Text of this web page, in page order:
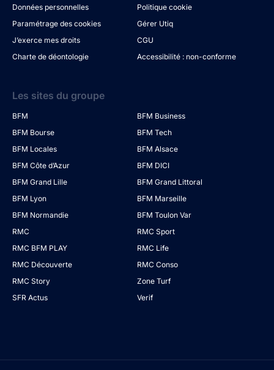
Données personnelles
Politique cookie
Paramétrage des cookies
Gérer Utiq
J’exerce mes droits
CGU
Charte de déontologie
Accessibilité : non-conforme
Les sites du groupe
BFM
BFM Business
BFM Bourse
BFM Tech
BFM Locales
BFM Alsace
BFM Côte d’Azur
BFM DICI
BFM Grand Lille
BFM Grand Littoral
BFM Lyon
BFM Marseille
BFM Normandie
BFM Toulon Var
RMC
RMC Sport
RMC BFM PLAY
RMC Life
RMC Découverte
RMC Conso
RMC Story
Zone Turf
SFR Actus
Verif